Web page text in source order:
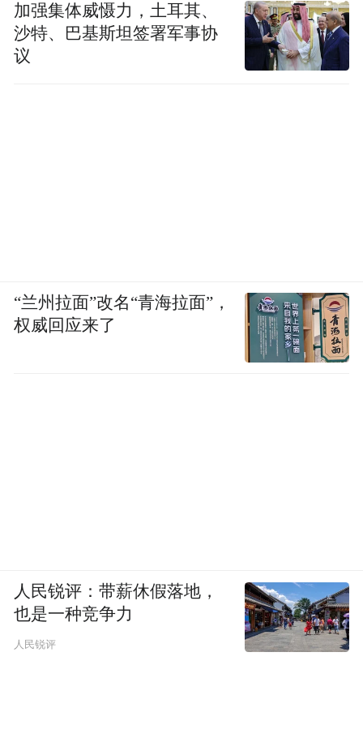
加强集体威慑力，土耳其、
沙特、巴基斯坦签署军事协
议
“兰州拉面”改名“青海拉面”，
权威回应来了
人民锐评：带薪休假落地，
也是一种竞争力
人民锐评